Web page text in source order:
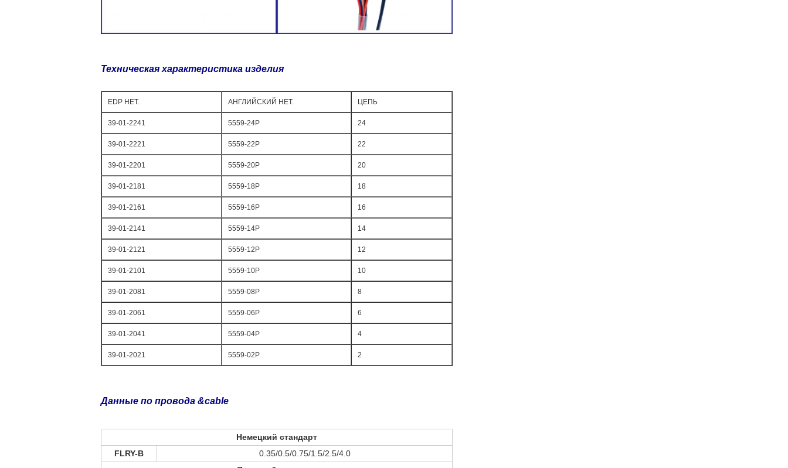
Техническая характеристика изделия
EDP НЕТ. АНГЛИЙСКИЙ НЕТ. ЦЕПЬ
39-01-2241 5559-24P 24
39-01-2221 5559-22P 22
39-01-2201 5559-20P 20
39-01-2181 5559-18P 18
39-01-2161 5559-16P 16
39-01-2141 5559-14P 14
39-01-2121 5559-12P 12
39-01-2101 5559-10P 10
39-01-2081 5559-08P 8
39-01-2061 5559-06P 6
39-01-2041 5559-04P 4
39-01-2021 5559-02P 2
Данные по провода &cable
Немецкий стандарт
FLRY-B
0.35/0.5/0.75/1.5/2.5/4.0